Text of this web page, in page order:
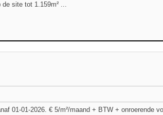
de site tot 1.159m² ...
01-01-2026. € 5/m²/maand + BTW + onroerende